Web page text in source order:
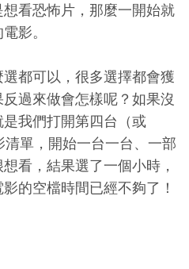
看恐怖片，那麼一開始就
影。
都可以，很多選擇都會獲
過來做會怎樣呢？如果沒
我們打開第四台（或
清單，開始一台一台、一部
看，結果選了一個小時，
的空檔時間已經不夠了！